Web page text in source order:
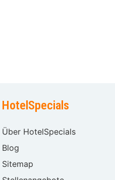
HotelSpecials
Über HotelSpecials
Blog
Sitemap